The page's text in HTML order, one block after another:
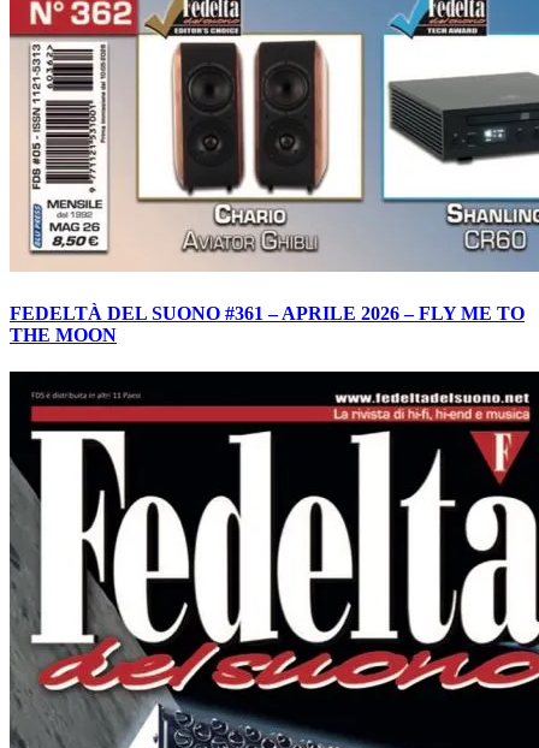
FEDELTÀ DEL SUONO #361 – APRILE 2026 – FLY ME TO
THE MOON